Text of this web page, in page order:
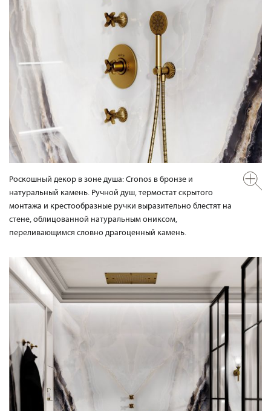
Роскошный декор в зоне душа: Cronos в бронзе и
натуральный камень. Ручной душ, термостат скрытого
монтажа и крестообразные ручки выразительно блестят на
стене, облицованной натуральным ониксом,
переливающимся словно драгоценный камень.